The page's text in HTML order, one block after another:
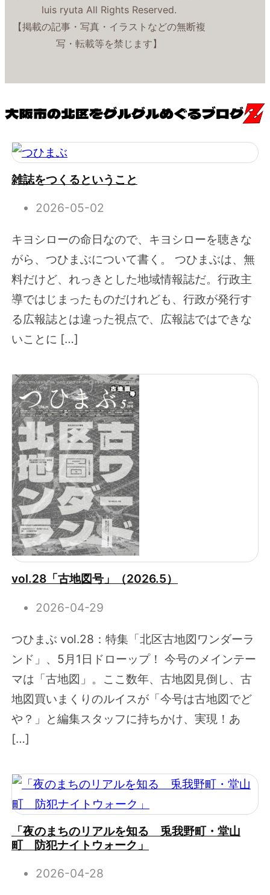
luis ryuta All Rights Reserved.
【掲載の記事・写真・イラストなどの無断複
写・転載等を禁じます】
雑誌をつくるということ
2026-05-02
キヨシローの命日なので、キヨシローを聴きな
がら、つひまぶについて書く。 つひまぶは、無
料だけど、れっきとした地域情報誌だ。行政主
導ではじまったものだけれども、行政が発行す
る広報誌とは違った視点で、広報誌ではできな
いことに […]
vol.28「古地図号」（2026.5）
2026-04-29
つひまぶ vol.28：特集「北区古地図ワンダーラ
ンド」、5月1日ドローップ！ 今号のメインテー
マは「古地図」。ここ数年、古地図見倒し、古
地図買いまくりのルイスが「今号は古地図でど
や？」と編集スタッフに持ちかけ、実現！あ
[…]
「夜のまちのリアルを知る 兎我野町・堂山
町 防犯ナイトウォーク」
2026-04-28